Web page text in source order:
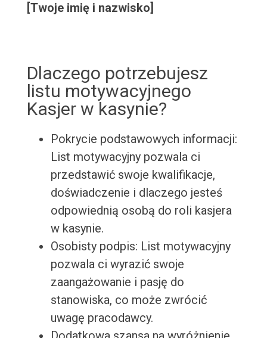
[Twoje imię i nazwisko]
Dlaczego potrzebujesz
listu motywacyjnego
Kasjer w kasynie?
Pokrycie podstawowych informacji:
List motywacyjny pozwala ci
przedstawić swoje kwalifikacje,
doświadczenie i dlaczego jesteś
odpowiednią osobą do roli kasjera
w kasynie.
Osobisty podpis: List motywacyjny
pozwala ci wyrazić swoje
zaangażowanie i pasję do
stanowiska, co może zwrócić
uwagę pracodawcy.